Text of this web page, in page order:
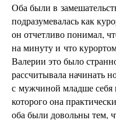
Оба были в
подразумевалась как
он отчетливо понимал,
на минуту и что
Валерии это было
рассчитывала начинать
с мужчиной младше
которого она
оба были довольны тем,